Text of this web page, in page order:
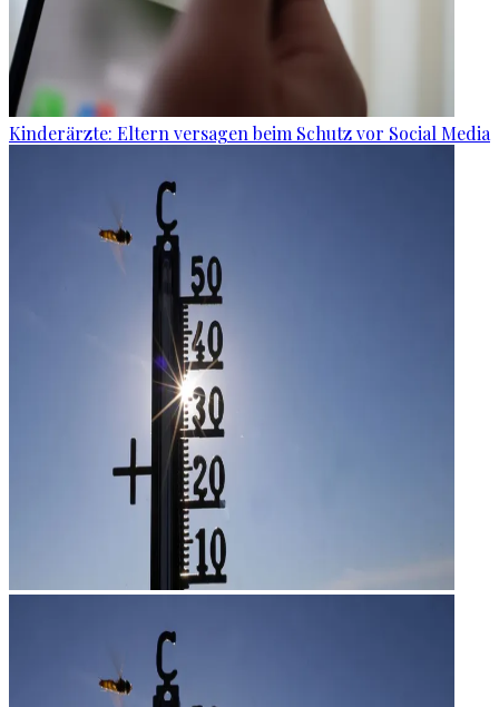
Kinderärzte: Eltern versagen beim Schutz vor Social Media